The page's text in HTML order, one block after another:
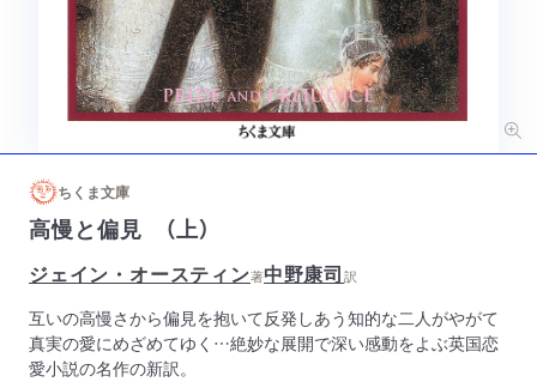
ちくま文庫
高慢と偏見 （上）
ジェイン・オースティン著中野康司訳
互いの高慢さから偏見を抱いて反発しあう知的な二人がやがて
真実の愛にめざめてゆく…絶妙な展開で深い感動をよぶ英国恋
愛小説の名作の新訳。